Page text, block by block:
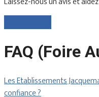
FAQ (Foire
Les Etablissements
confiance ?